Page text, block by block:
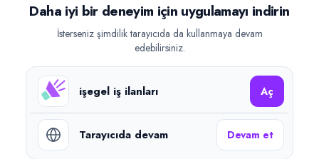
Güncel iş ilanlarını takip edin, işverenlerle hızlıca
iletişime geçin.
Google Play
©2026işegel.net. Tüm hakları saklıdır.
Daha iyi bir deneyim için uygulamayı indirin
İsterseniz şimdilik tarayıcıda da kullanmaya devam
edebilirsiniz.
işegel iş ilanları Aç
Tarayıcıda devam Devam et